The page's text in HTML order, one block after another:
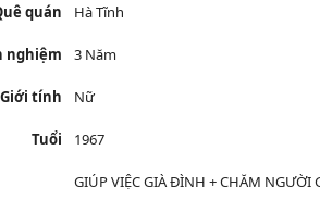
quán Hà Tĩnh
nghiệm 3 Năm
Giới tính Nữ
Tuổi 1967
GIÚP VIỆC GIÀ ĐÌNH + CHĂM NGƯỜI